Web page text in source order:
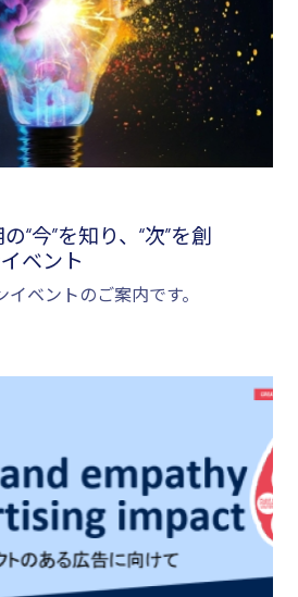
“今”を知り、“次”を創
ベント
ベントのご案内です。